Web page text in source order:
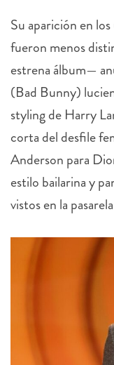
Su aparición en
fueron menos
estrena álbum—
(Bad Bunny)
styling de Harry
corta del desfile
Anderson para
estilo bailarina y
vistos en la